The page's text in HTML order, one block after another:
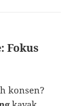
Fokus
konsen?